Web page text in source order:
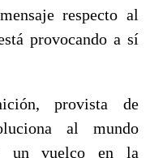
respecto al
provocando a sí
provista de
al mundo
un vuelco en la